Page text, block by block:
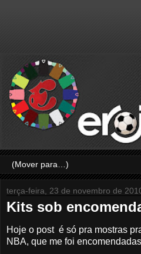
terça-feira, 23 de novembro de
Kits sob
Hoje o post é só pra mostras
NBA, que me foi